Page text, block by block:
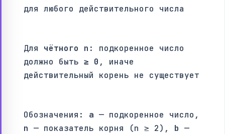
для любого действительного числа
Для чётного n : подкоренное число
должно быть ≥ 0 , иначе
действительный корень не существует
Обозначения: a — подкоренное число,
n — показатель корня (n ≥ 2), b —